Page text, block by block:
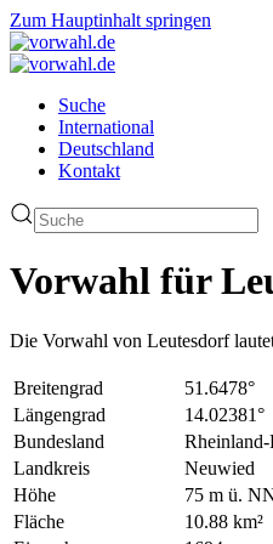
Zum Hauptinhalt springen
Suche
International
Deutschland
Kontakt
Vorwahl für
Die Vorwahl von Leutesdorf
Breitengrad
51.6478°
Längengrad
14.02381°
Bundesland
Landkreis
Neuwied
Höhe
75 m ü.
Fläche
10.88 km²